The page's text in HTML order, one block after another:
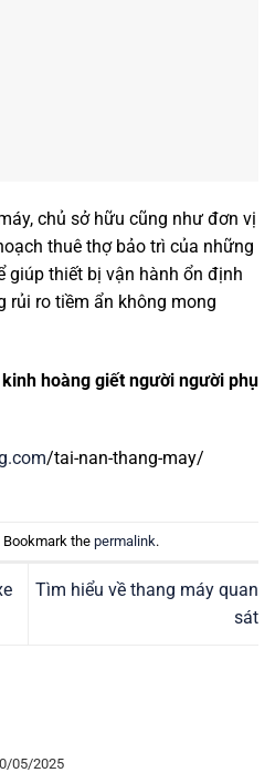
chủ sở hữu cũng như đơn vị
thuê thợ bảo trì của những
giúp thiết bị vận hành ổn định
rủi ro tiềm ẩn không mong
hoàng giết người người phụ
/tai-nan-thang-may/
Bookmark the permalink.
Tìm hiểu về thang máy quan
sát
05/2025